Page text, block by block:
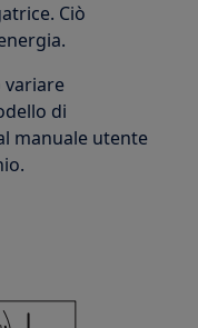
Ciò
variare
di
manuale utente